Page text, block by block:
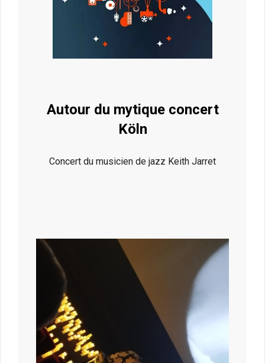
Autour du mytique concert
Köln
Concert du musicien de jazz Keith Jarret